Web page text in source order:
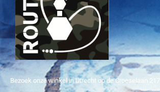
Bezoek onze winkel in Utrecht op de Croeselaan 217